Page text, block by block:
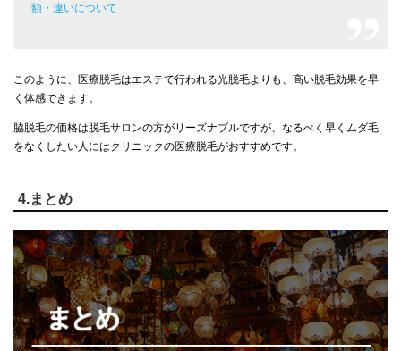
額・違いについて
このように、医療脱毛はエステで行われる光脱毛よりも、高い脱毛効果を早
く体感できます。
脇脱毛の価格は脱毛サロンの方がリーズナブルですが、なるべく早くムダ毛
をなくしたい人にはクリニックの医療脱毛がおすすめです。
4.まとめ